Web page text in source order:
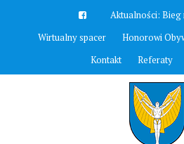
Aktualności:
Wirtualny spacer
Honorowi
Kontakt
Referaty